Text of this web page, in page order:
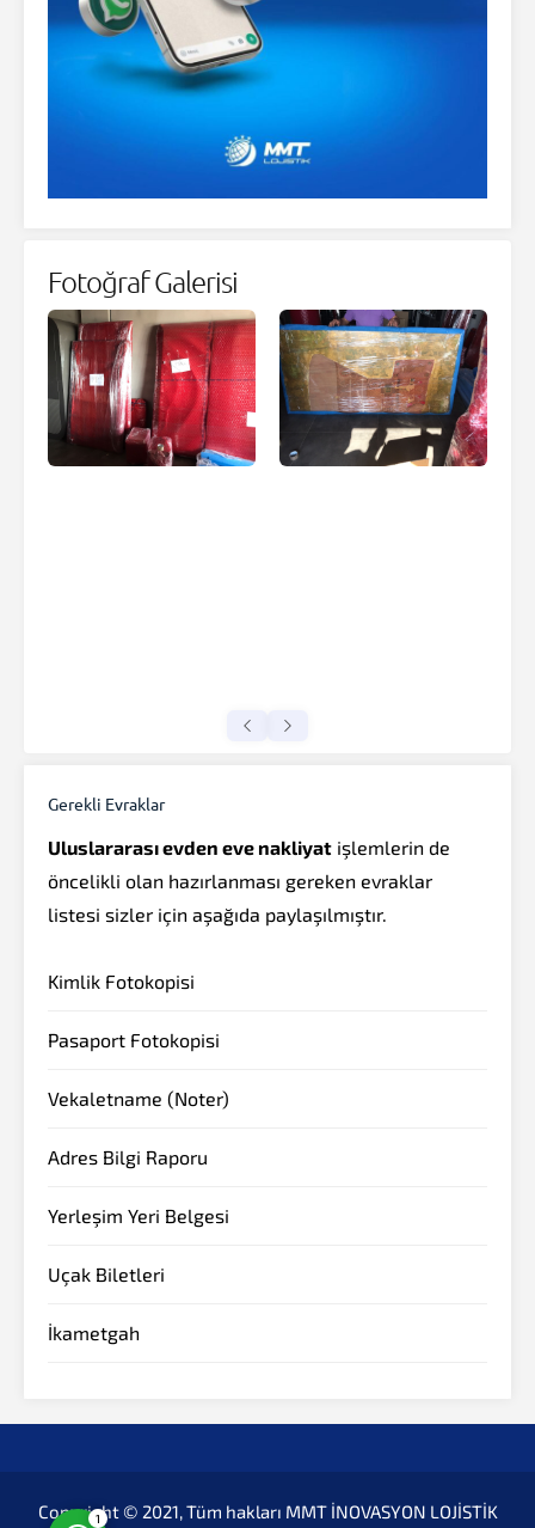
Fotoğraf Galerisi
Gerekli Evraklar
Uluslararası evden eve nakliyat işlemlerin de
öncelikli olan hazırlanması gereken evraklar
listesi sizler için aşağıda paylaşılmıştır.
Kimlik Fotokopisi
Pasaport Fotokopisi
Vekaletname (Noter)
Adres Bilgi Raporu
Yerleşim Yeri Belgesi
Uçak Biletleri
İkametgah
Copyright © 2021, Tüm hakları MMT İNOVASYON LOJİSTİK
Müşteri Temsilcisi
1